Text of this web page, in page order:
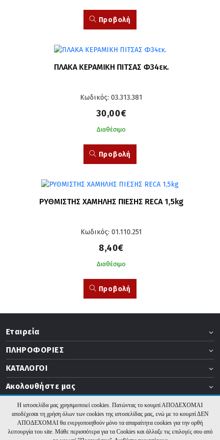
Προβολή
ΠΛΑΚΑ ΚΕΡΑΜΙΚΗ ΠΙΤΣΑΣ Φ34εκ.
Κωδικός: 03.313.381
30,00€
Διαθέσιμο
Προβολή
ΡΥΘΜΙΣΤΗΣ ΧΑΜΗΛΗΣ ΠΙΕΣΗΣ RECA 1,5kg
Κωδικός: 01.110.251
8,40€
Διαθέσιμο
Προβολή
Εταιρεία
ΠΛΗΡΟΦΟΡΙΕΣ
ΚΑΤΑΛΟΓΟΙ
Ακολουθήστε μας
2026 b2b.thermogatz.gr. Υλοποίηση:Hyper Center
Η ιστοσελίδα μας χρησιμοποιεί cookies. Πατώντας το κουμπί ΑΠΟΔΕΧΟΜΑΙ
αποδέχεσαι τη χρήση όλων των cookies της ιστοσελίδας μας, ενώ με το κουμπί ΔΕΝ
ΑΠΟΔΕΧΟΜΑΙ θα ενεργοποιηθούν μόνο τα απαραίτητα cookies για την ορθή
λειτουργία του site. Μάθε περισσότερα για τα Cookies και άλλαξε τις επιλογές σου από